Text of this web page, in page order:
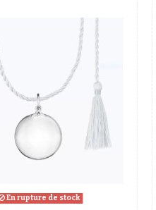
En rupture de stock